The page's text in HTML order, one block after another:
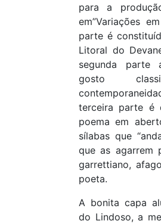
para a
em”Variações
parte é
Litoral do
segunda parte
gosto
terceira parte é
poema em
sílabas que
que as agarrem
garrettiano,
poeta.
A bonita capa
do Lindoso, a